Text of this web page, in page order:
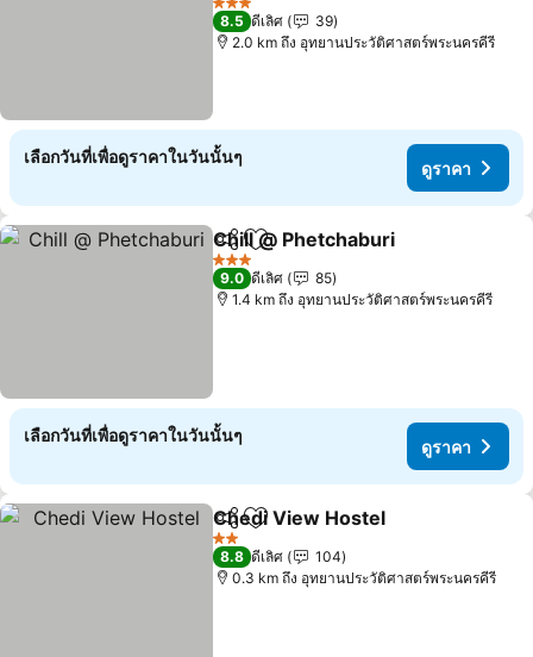
3 ดาว
8.5 ดีเลิศ
39
2.0 km ถึง อุทยานประวัติศาสตร์พระนครคีรี
เลือกวันที่เพื่อดูราคาในวันนั้นๆ
ดูราคา
แชร์ เพิ่มในรายการโปรด
Chill @ Phetchaburi
3 ดาว
9.0 ดีเลิศ
85
1.4 km ถึง อุทยานประวัติศาสตร์พระนครคีรี
เลือกวันที่เพื่อดูราคาในวันนั้นๆ
ดูราคา
แชร์ เพิ่มในรายการโปรด
Chedi View Hostel
2 ดาว
8.8 ดีเลิศ
104
0.3 km ถึง อุทยานประวัติศาสตร์พระนครคีรี